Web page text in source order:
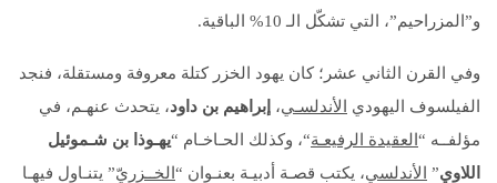
و”المزراحيم”، التي تشكّل الـ 10% الباقية.
وفي القرن الثاني عشر؛ كان يهود الخزر كتلة معروفة ومستقلة، فنجد
الفيلسوف اليهودي الأندلسـي، إبراهيم بن داود، يتحدث عنهـم، في
مؤلفــه “العقيدة الرفيعـة“، وكذلك الحـاخـام “يهـوذا بن شـموئيل
اللاوي” الأندلسي، يكتب قصـة أدبيـة بعنـوان “الخــزريّ” يتنـاول فيهـا